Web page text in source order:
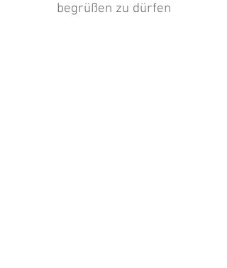
begrüßen zu dürfen